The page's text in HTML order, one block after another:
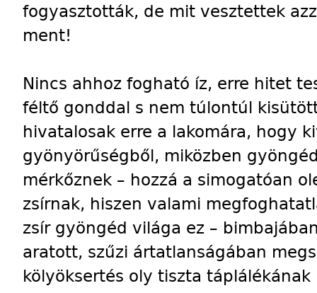
fogyasztották, de mit vesztettek
ment!
Nincs ahhoz fogható íz, erre hitet
féltő gonddal s nem túlontúl
hivatalosak erre a lakomára, hogy
gyönyörűségből, miközben
mérkőznek – hozzá a simogatóan
zsírnak, hiszen valami
zsír gyöngéd világa ez –
aratott, szűzi ártatlanságában
kölyöksertés oly tiszta táplálékának